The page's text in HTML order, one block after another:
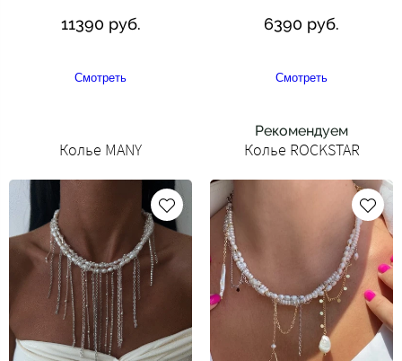
11390 руб.
Смотреть
6390 руб.
Смотреть
Колье MANY
Рекомендуем
Колье ROCKSTAR